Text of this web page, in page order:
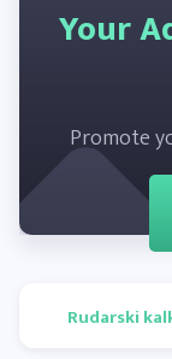
Your
Promote
Rudarski